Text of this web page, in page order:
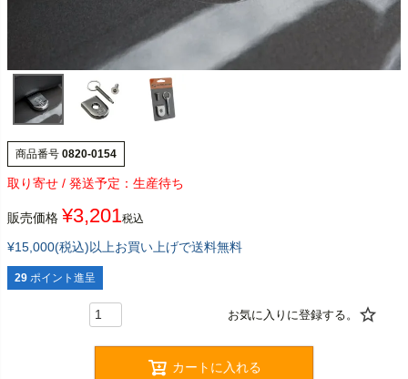
商品番号 0820-0154
生産待ち
販売価格 ¥3,201税込
¥15,000(税込)以上お買い上げで送料無料
29 ポイント進呈
カートに入れる